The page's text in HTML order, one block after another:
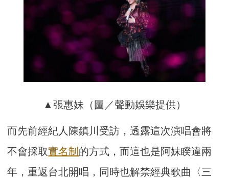
▲張惠妹（圖／聲動娛樂提供）
而先前經紀人陳鎮川受訪，透露這次演唱會將
不會採取實名制 的方式，而這也是阿妹睽違兩
年，重返台北開唱，同時也解禁經典歌曲〈三